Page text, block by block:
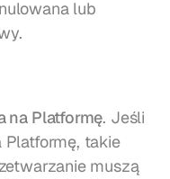
lub
na Platformę. Jeśli
Platformę, takie
muszą